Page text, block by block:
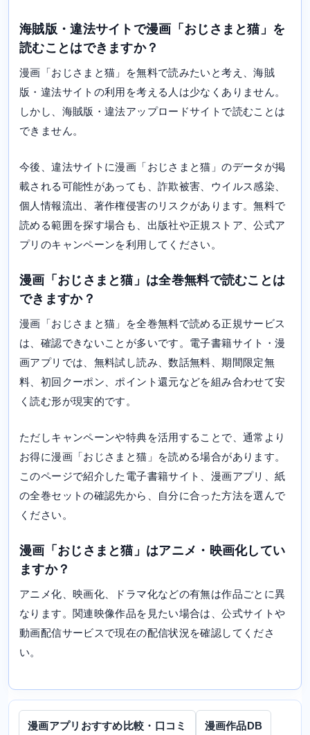
海賊版・違法サイトで漫画「おじさまと猫」を
読むことはできますか？
漫画「おじさまと猫」を無料で読みたいと考え、海賊
版・違法サイトの利用を考える人は少なくありません。
しかし、海賊版・違法アップロードサイトで読むことは
できません。
今後、違法サイトに漫画「おじさまと猫」のデータが掲
載される可能性があっても、詐欺被害、ウイルス感染、
個人情報流出、著作権侵害のリスクがあります。無料で
読める範囲を探す場合も、出版社や正規ストア、公式ア
プリのキャンペーンを利用してください。
漫画「おじさまと猫」は全巻無料で読むことは
できますか？
漫画「おじさまと猫」を全巻無料で読める正規サービス
は、確認できないことが多いです。電子書籍サイト・漫
画アプリでは、無料試し読み、数話無料、期間限定無
料、初回クーポン、ポイント還元などを組み合わせて安
く読む形が現実的です。
ただしキャンペーンや特典を活用することで、通常より
お得に漫画「おじさまと猫」を読める場合があります。
このページで紹介した電子書籍サイト、漫画アプリ、紙
の全巻セットの確認先から、自分に合った方法を選んで
ください。
漫画「おじさまと猫」はアニメ・映画化してい
ますか？
アニメ化、映画化、ドラマ化などの有無は作品ごとに異
なります。関連映像作品を見たい場合は、公式サイトや
動画配信サービスで現在の配信状況を確認してくださ
い。
漫画アプリおすすめ比較・口コミ 漫画作品DB